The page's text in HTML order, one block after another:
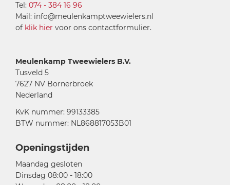
Tel: 074 - 384 16 96
Mail: info@meulenkamptweewielers.nl
of klik hier voor ons contactformulier.
Meulenkamp Tweewielers B.V.
Tusveld 5
7627 NV Bornerbroek
Nederland
KvK nummer: 99133385
BTW nummer: NL868817053B01
Openingstijden
Maandag gesloten
Dinsdag 08:00 - 18:00